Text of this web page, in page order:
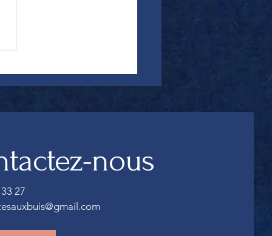
le stress durablement
nous
27